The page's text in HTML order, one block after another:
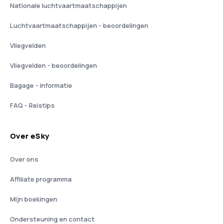
Nationale luchtvaartmaatschappijen
Luchtvaartmaatschappijen - beoordelingen
Vliegvelden
Vliegvelden - beoordelingen
Bagage - informatie
FAQ - Reistips
Over eSky
Over ons
Affiliate programma
Mijn boekingen
Ondersteuning en contact